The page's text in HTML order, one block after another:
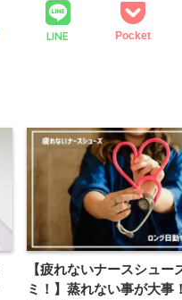
LINE Pocket
【疲れないナースシュー
ミ！】蒸れない事が大事